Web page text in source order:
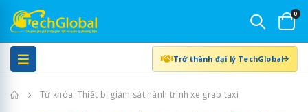
0
Trở thành đại lý TechGlobal
Trang chủTừ khóa: Thiết bị giám sát hành trình xe grab taxi